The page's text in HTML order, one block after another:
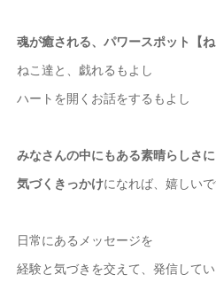
魂が癒される、パワースポット【ね
ねこ達と、戯れるもよし
ハートを開くお話をするもよし
みなさんの中にもある素晴らしさに
気づくきっかけになれば、嬉しい
日常にあるメッセージを
経験と気づきを交えて、発信して